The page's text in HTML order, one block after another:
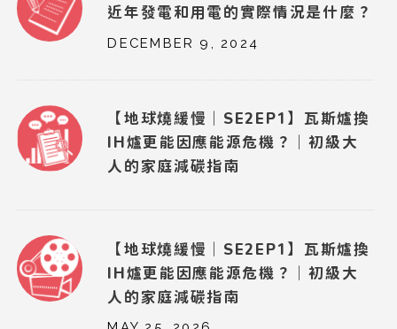
近年發電和用電的實際情況是什麼？
DECEMBER 9, 2024
【地球燒緩慢｜SE2EP1】瓦斯爐換
IH爐更能因應能源危機？｜初級大
人的家庭減碳指南
【地球燒緩慢｜SE2EP1】瓦斯爐換
IH爐更能因應能源危機？｜初級大
人的家庭減碳指南